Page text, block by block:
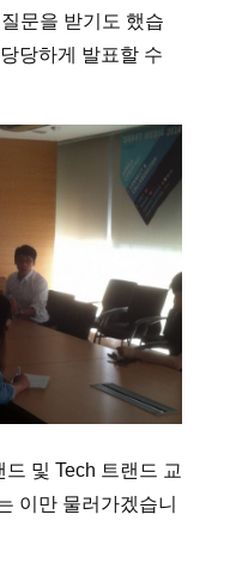
문을 받기도 했습
당하게 발표할 수
및 Tech 트랜드 교
이만 물러가겠습니